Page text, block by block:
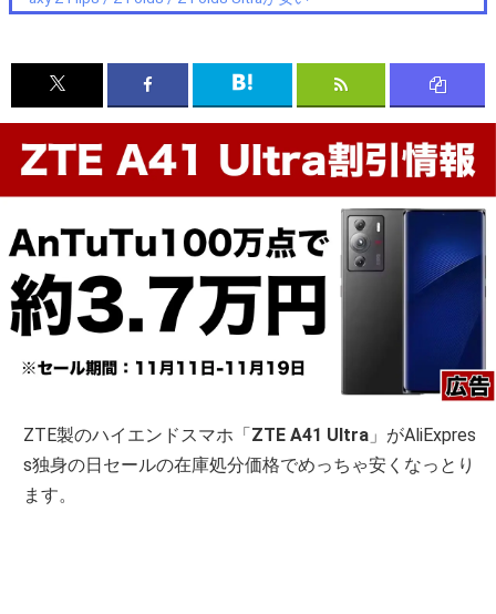
ZTE製のハイエンドスマホ「 ZTE A41 Ultra 」がAliExpres
s独身の日セールの在庫処分価格でめっちゃ安くなっとり
ます。